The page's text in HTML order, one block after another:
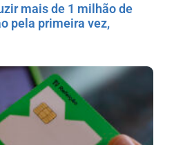
mais de 1 milhão de
pela primeira vez,